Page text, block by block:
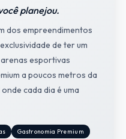
planejou.
dos empreendimentos
de ter um
esportivas
a poucos metros da
cada dia é uma
Gastronomia Premium